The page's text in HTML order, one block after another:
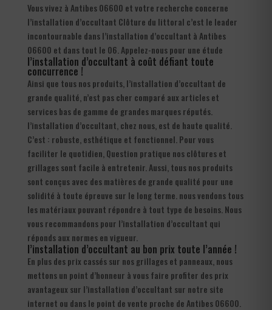
Vous vivez à Antibes 06600 et votre recherche concerne
l’installation d’occultant Clôture du littoral c’est le leader
incontournable dans l’installation d’occultant à Antibes
06600 et dans tout le 06. Appelez-nous pour une étude
l’installation d’occultant à coût défiant toute
concurrence !
Ainsi que tous nos produits, l’installation d’occultant de
grande qualité, n’est pas cher comparé aux articles et
services bas de gamme de grandes marques réputés.
l’installation d’occultant, chez nous, est de haute qualité.
C’est : robuste, esthétique et fonctionnel. Pour vous
faciliter le quotidien, Question pratique nos clôtures et
grillages sont facile à entretenir. Aussi, tous nos produits
sont conçus avec des matières de grande qualité pour une
solidité à toute épreuve sur le long terme. nous vendons tous
les matériaux pouvant répondre à tout type de besoins. Nous
vous recommandons pour l’installation d’occultant qui
réponds aux normes en vigueur.
l’installation d’occultant au bon prix toute l’année !
En plus des prix cassés sur nos grillages et panneaux, nous
mettons un point d’honneur à vous faire profiter des prix
avantageux sur l’installation d’occultant sur notre site
internet ou dans le point de vente proche de Antibes 06600.